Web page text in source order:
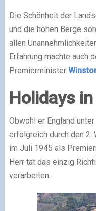
Die Schönheit der
und die hohen Berge
allen
Erfahrung machte auch
Premierminister
Holidays
Obwohl er England
erfolgreich durch den 2.
im Juli 1945 als
Herr tat das einzig
verarbeiten.